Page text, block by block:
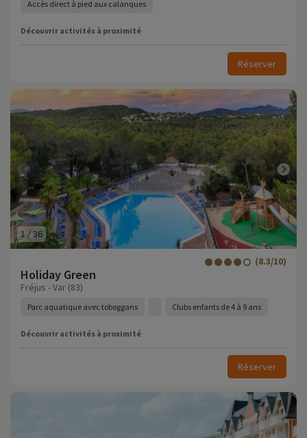
Accès direct à pied aux calanques
Découvrir activités à proximité
Réserver
1 /36
Holiday Green
(8.3/10)
Fréjus - Var (83)
Parc aquatique avec toboggans Clubs enfants de 4 à 9 ans
Découvrir activités à proximité
Réserver